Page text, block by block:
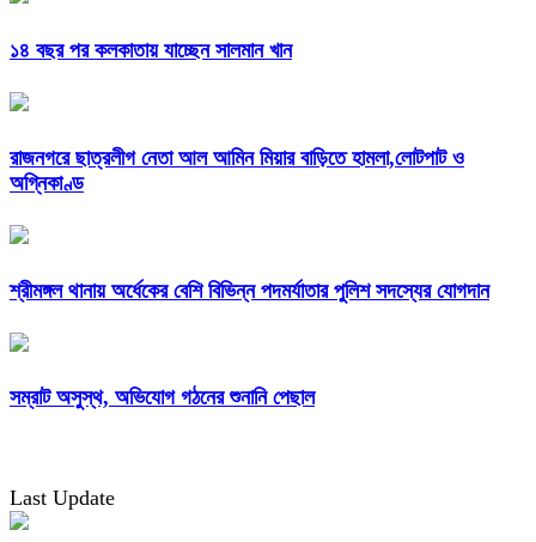
১৪ বছর পর কলকাতায় যাচ্ছেন সালমান খান
রাজনগরে ছাত্রলীগ নেতা আল আমিন মিয়ার বাড়িতে হামলা,লোটপাট ও
অগ্নিকাণ্ড
শ্রীমঙ্গল থানায় অর্ধেকের বেশি বিভিন্ন পদমর্যাতার পুলিশ সদস্যের যোগদান
সম্রাট অসুস্থ, অভিযোগ গঠনের শুনানি পেছাল
Last Update